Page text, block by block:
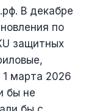
В декабре
по
защитных
марта 2026
бы не